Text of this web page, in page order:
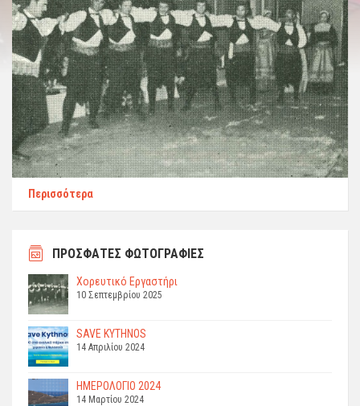
Περισσότερα
ΠΡΟΣΦΑΤΕΣ ΦΩΤΟΓΡΑΦΙΕΣ
Χορευτικό Εργαστήρι
10 Σεπτεμβρίου 2025
SAVE KYTHNOS
14 Απριλίου 2024
ΗΜΕΡΟΛΟΓΙΟ 2024
14 Μαρτίου 2024